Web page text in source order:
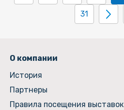
31
О компании
История
Партнеры
Правила посещения выставок